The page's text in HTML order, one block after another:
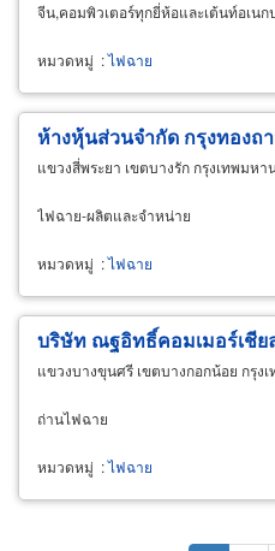
จีน,คอมพิวเตอร์ทุกยี่ห้อและเต้นท์อเนก
หมวดหมู่ :ไฟฉาย
ห้างหุ้นส่วนจำกัด กรุงทองถ
แขวงสี่พระยา เขตบางรัก กรุงเทพมหา
ไฟฉาย-ผลิตและจำหน่าย
หมวดหมู่ :ไฟฉาย
บริษัท ณฐอิทธิ์คอมเมอร์เชีย
แขวงบางขุนศรี เขตบางกอกน้อย กรุง
ถ่านไฟฉาย
หมวดหมู่ :ไฟฉาย